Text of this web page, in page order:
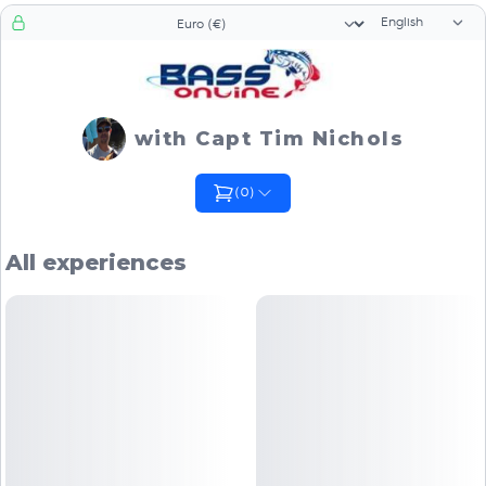
Currency selector Language
with Capt Tim Nichols
(0)
All experiences